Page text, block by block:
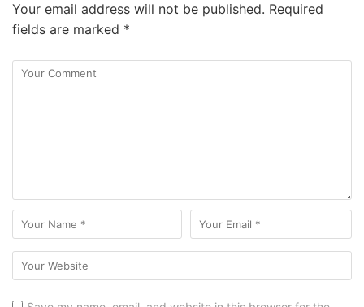
Your email address will not be published. Required
fields are marked *